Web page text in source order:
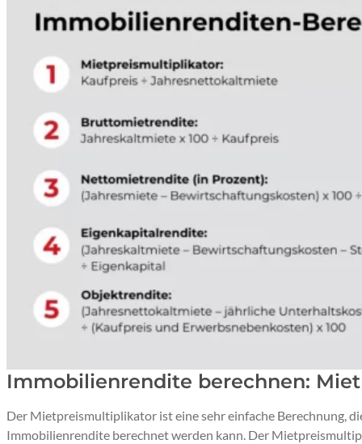
Immobilienrendite berechnen:
Der Mietpreismultiplikator ist eine sehr einfache Berechnung,
Immobilienrendite berechnet werden kann. Der